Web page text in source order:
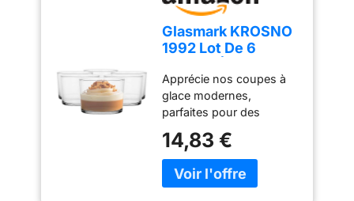
Glasmark KROSNO
1992 Lot De 6
Verre Transparent
Coupes À Dessert
Lavables Au Lave-
Vaisselle 170 ml
Apprécie nos coupes à
glace modernes,
parfaites pour des
créatifs, du tiramisu aux
verrines fruitées. Ces
coupes en verre
14,83 €